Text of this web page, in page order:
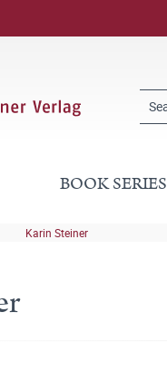
BOOK SERIES
Karin Steiner